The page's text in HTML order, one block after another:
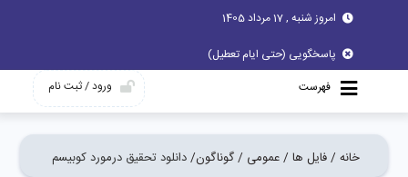
امروز شنبه , 17 مرداد 1405
پاسخگویی (حتی ایام تعطیل)
فهرست
ورود / ثبت نام
خانه / فایل ها / عمومی / گوناگون/ دانلود تحقیق درمورد کوبیسم